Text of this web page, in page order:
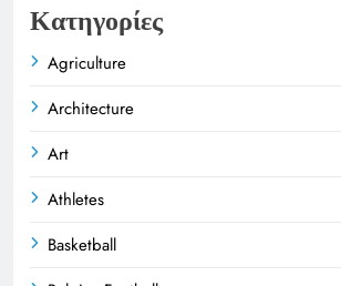
Κατηγορίες
Agriculture
Architecture
Art
Athletes
Basketball